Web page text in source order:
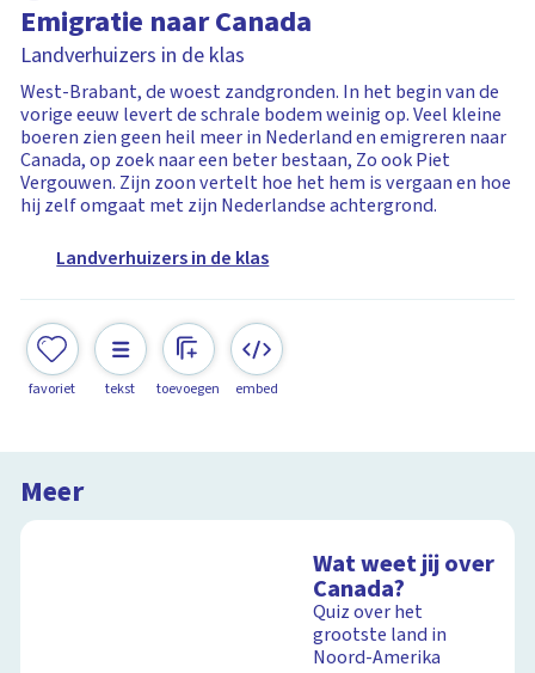
Emigratie naar Canada
Landverhuizers in de klas
West-Brabant, de woest zandgronden. In het begin van de
vorige eeuw levert de schrale bodem weinig op. Veel kleine
boeren zien geen heil meer in Nederland en emigreren naar
Canada, op zoek naar een beter bestaan, Zo ook Piet
Vergouwen. Zijn zoon vertelt hoe het hem is vergaan en hoe
hij zelf omgaat met zijn Nederlandse achtergrond.
Landverhuizers in de klas
favoriet tekst toevoegen embed
Meer
Wat weet jij over
Canada?
Quiz over het
grootste land in
Noord-Amerika